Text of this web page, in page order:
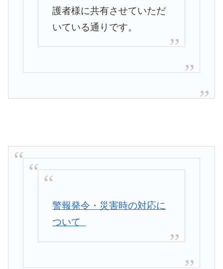
護者様に共有させていただ
いている通りです。
警報発令・災害時の対応に
ついて